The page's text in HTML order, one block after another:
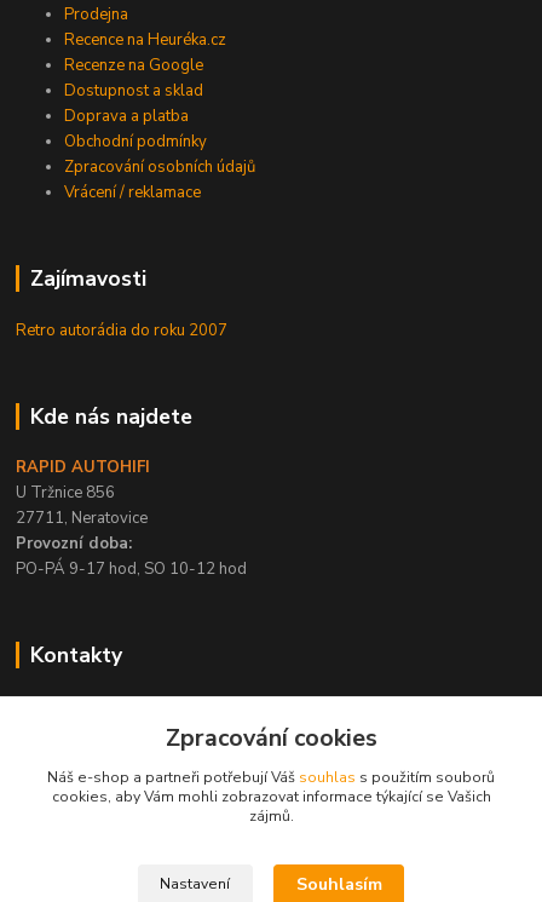
Prodejna
Recence na Heuréka.cz
Recenze na Google
Dostupnost a sklad
Doprava a platba
Obchodní podmínky
Zpracování osobních údajů
Vrácení / reklamace
Zajímavosti
Retro autorádia do roku 2007
Kde nás najdete
RAPID AUTOHIFI
U Tržnice 856
27711, Neratovice
Provozní doba:
PO-PÁ 9-17 hod, SO 10-12 hod
Kontakty
PO-PÁ / 9-17 hod, SO 10-12 hod
info@rapid-autohifi.com
Zpracování cookies
Náš e-shop a partneři potřebují Váš souhlas s použitím souborů
cookies, aby Vám mohli zobrazovat informace týkající se Vašich
zájmů.
Nastavení Souhlasím